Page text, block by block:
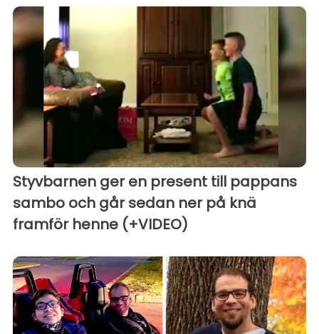
Styvbarnen ger en present till pappans
sambo och går sedan ner på knä
framför henne (+VIDEO)